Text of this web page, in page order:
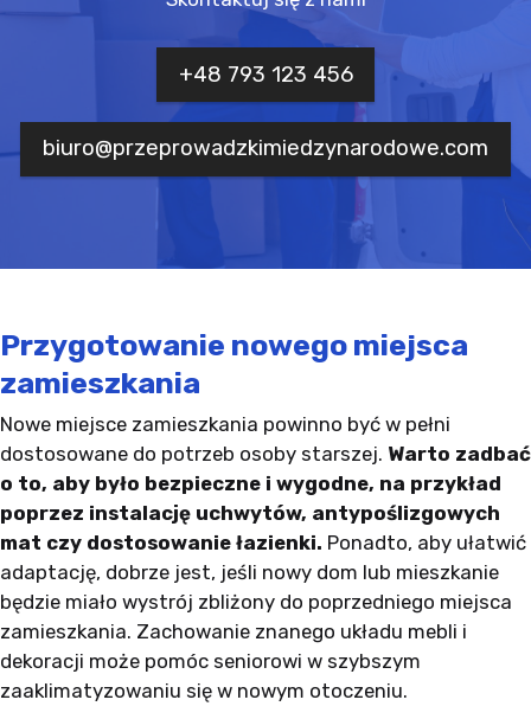
+48 793 123 456
biuro@przeprowadzkimiedzynarodowe.com
Przygotowanie nowego miejsca
zamieszkania
Nowe miejsce zamieszkania powinno być w pełni
dostosowane do potrzeb osoby starszej. Warto zadbać
o to, aby było bezpieczne i wygodne, na przykład
poprzez instalację uchwytów, antypoślizgowych
mat czy dostosowanie łazienki. Ponadto, aby ułatwić
adaptację, dobrze jest, jeśli nowy dom lub mieszkanie
będzie miało wystrój zbliżony do poprzedniego miejsca
zamieszkania. Zachowanie znanego układu mebli i
dekoracji może pomóc seniorowi w szybszym
zaaklimatyzowaniu się w nowym otoczeniu.